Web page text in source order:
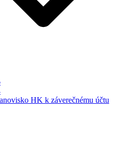
HK k záverečnému účtu